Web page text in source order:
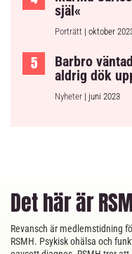
själ«
Porträtt | oktober
Barbro
aldrig dök
Nyheter | juni 2023
Det här är
Revansch är medlemstidning
RSMH. Psykisk ohälsa och